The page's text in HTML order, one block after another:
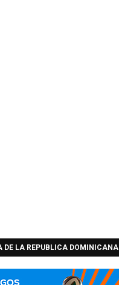
DE LA REPUBLICA DOMINICANA